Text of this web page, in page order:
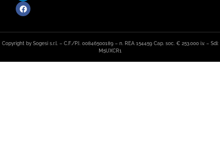
Copyright by Sogesi s.r.l. – C.F./P.I. 00846500189 – n. REA 154459 Cap. soc. € 253.000 i.v. – Sdi:
M5UXCR1